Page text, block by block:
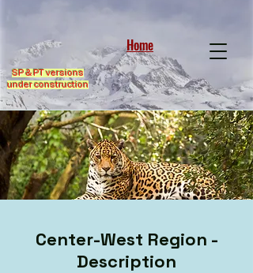
Home
SP & PT versions
under construction
Center-West Region -
Description